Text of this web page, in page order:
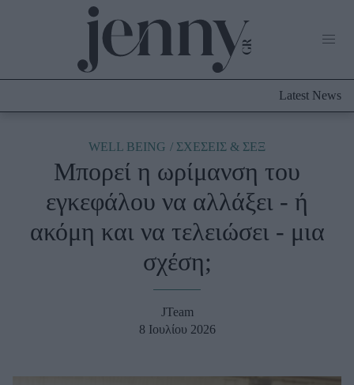
Culture
Fashion
Shopping
Styling Tips
Fashion News
Latest News
WELL BEING ΣΧΕΣΕΙΣ & ΣΕΞ
Μπορεί η ωρίμανση του
εγκεφάλου να αλλάξει - ή
ακόμη και να τελειώσει - μια
σχέση;
JTeam
8 Ιουλίου 2026